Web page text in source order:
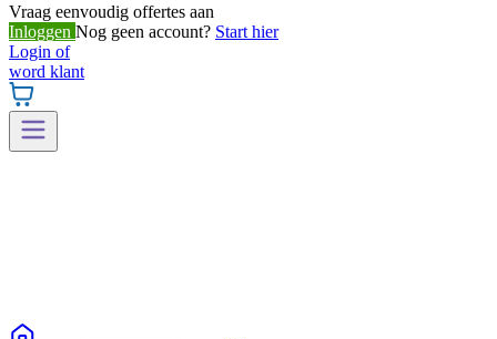
Vraag eenvoudig offertes aan
Inloggen Nog geen account? Start hier
Login of
word klant